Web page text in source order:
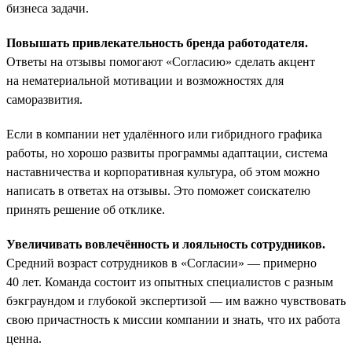
бизнеса задачи.
Повышать привлекательность бренда работодателя.
Ответы на отзывы помогают «Согласию» сделать акцент
на нематериальной мотивации и возможностях для
саморазвития.
Если в компании нет удалённого или гибридного графика
работы, но хорошо развиты программы адаптации, система
наставничества и корпоративная культура, об этом можно
написать в ответах на отзывы. Это поможет соискателю
принять решение об отклике.
Увеличивать вовлечённость и лояльность сотрудников.
Средний возраст сотрудников в «Согласии» — примерно
40 лет. Команда состоит из опытных специалистов с разным
бэкграундом и глубокой экспертизой — им важно чувствовать
свою причастность к миссии компании и знать, что их работа
ценна.